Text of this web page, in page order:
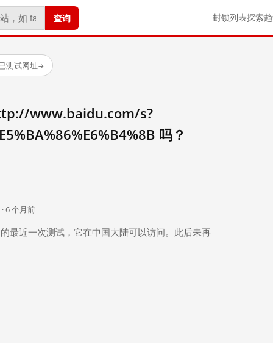
查询 封锁列表探索
测试网址→
www.baidu.com/s?
吗？
6 个月前
最近一次测试，它在中国大陆可以访问。此后未再